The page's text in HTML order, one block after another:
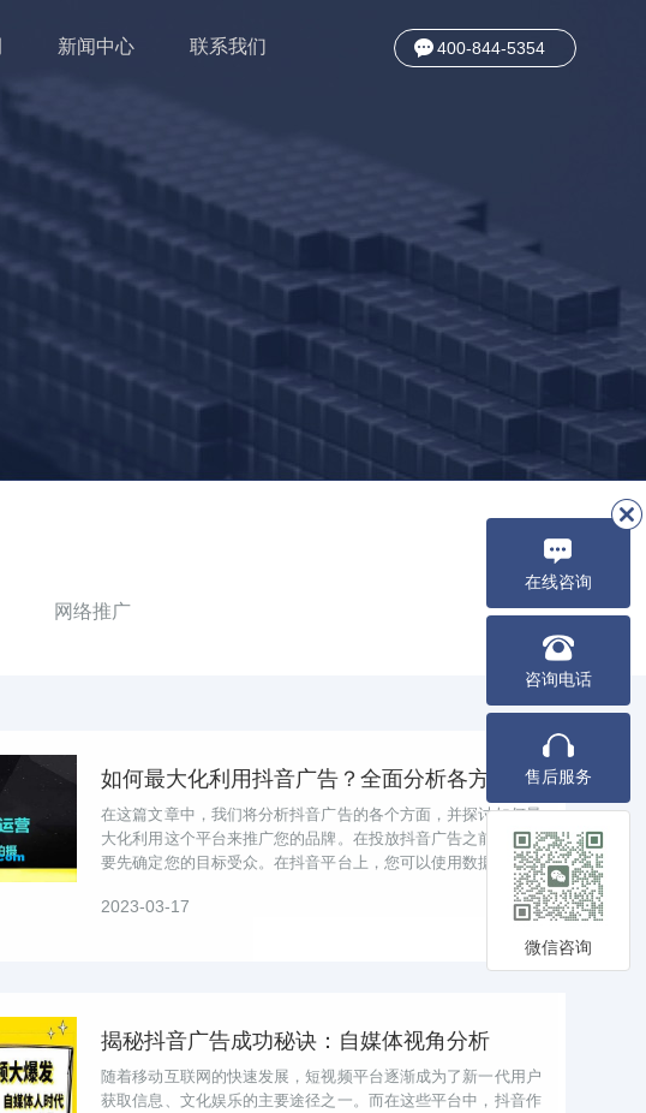
400-844-5354
新闻中心 联系我们
网络推广
如何最大化利用抖音广告？全面分析各方面，轻松掌握！
在这篇文章中，我们将分析抖音广告的各个方面，并探讨如何最
大化利用这个平台来推广您的品牌。在投放抖音广告之前，您需
要先确定您的目标受众。在抖音平台上，您可以使用数据分析工
2023-03-17
揭秘抖音广告成功秘诀：自媒体视角分析
随着移动互联网的快速发展，短视频平台逐渐成为了新一代用户
获取信息、文化娱乐的主要途径之一。而在这些平台中，抖音作
在线咨询
咨询电话
售后服务
微信咨询